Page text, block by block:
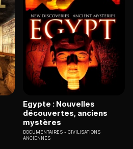
Egypte : Nouvelles
découvertes, anciens
mystères
DOCUMENTAIRES
CIVILISATIONS
ANCIENNES